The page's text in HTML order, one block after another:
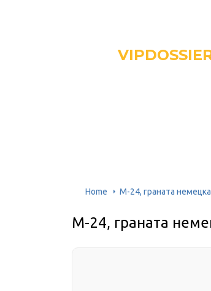
Home М-24, граната
М-24, граната